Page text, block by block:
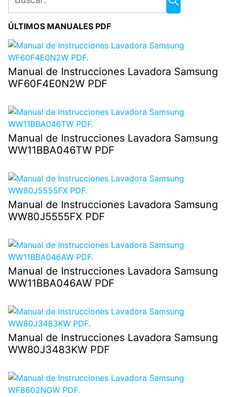
ÚLTIMOS MANUALES PDF
Manual de Instrucciones Lavadora Samsung
WF60F4E0N2W PDF
Manual de Instrucciones Lavadora Samsung
WW11BBA046TW PDF
Manual de Instrucciones Lavadora Samsung
WW80J5555FX PDF
Manual de Instrucciones Lavadora Samsung
WW11BBA046AW PDF
Manual de Instrucciones Lavadora Samsung
WW80J3483KW PDF